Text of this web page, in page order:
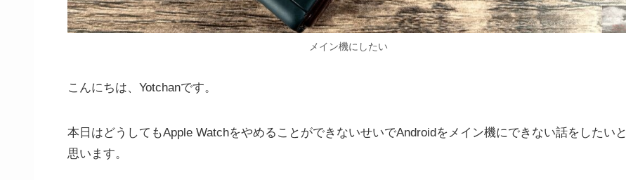
メイン機にしたい
こんにちは、Yotchanです。
本日はどうしてもApple WatchをやめることができないせいでAndroidをメイン機にできない話をしたいと
思います。